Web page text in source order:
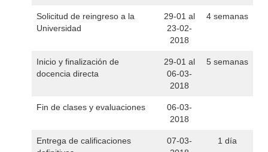
Solicitud de reingreso a la
Universidad
29-01 al
23-02-
2018
4 semanas
Inicio y finalización de
docencia directa
29-01 al
06-03-
2018
5 semanas
Fin de clases y evaluaciones
06-03-
2018
Entrega de calificaciones
07-03-
1 día